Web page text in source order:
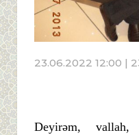
23.06.2022 12:00 |
Deyirəm, vallah,